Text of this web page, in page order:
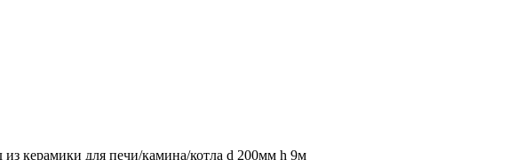
керамики для печи/камина/котла d 200мм h 9м